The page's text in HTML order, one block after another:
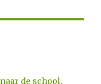
de school.